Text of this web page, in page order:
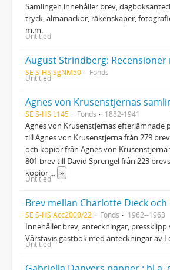
Samlingen innehåller brev,
tryck, almanackor, räkenskaper,
m.m.
Untitled
August Strindberg:
SE S-HS SgNM50 Fonds
Untitled
Agnes von Krusenstjernas
SE S-HS L145 Fonds 1882-1941
Agnes von Krusenstjernas efterlämnade
till Agnes von Krusenstjerna från 279
och kopior från Agnes von
801 brev till David Sprengel från 223
kopior
»
Untitled
SE S-HS Acc2000/22 Fonds 1962--1963
Innehåller brev, anteckningar,
Vårstavis gästbok med anteckningar av
Untitled